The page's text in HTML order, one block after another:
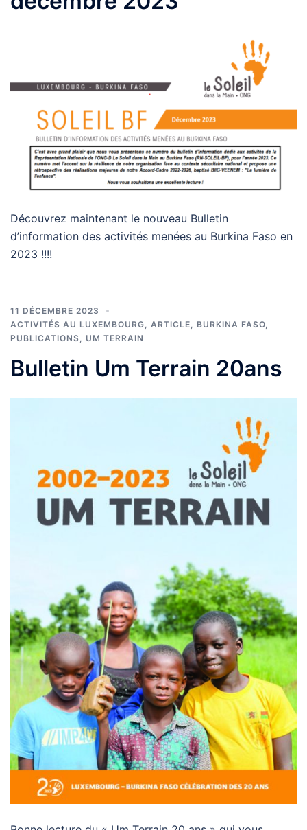
Découvrez maintenant le nouveau Bulletin
d’information des activités menées au Burkina Faso en
2023 !!!!
11 DÉCEMBRE 2023
ACTIVITÉS AU LUXEMBOURG
ARTICLE BURKINA FASO
PUBLICATIONS
UM TERRAIN
Bulletin Um Terrain 20ans